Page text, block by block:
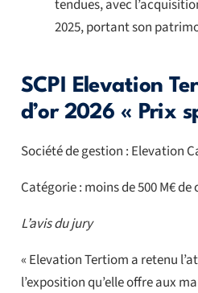
tendues, avec
2025, portant son
SCPI Elevation
d’or 2026 « Prix
Société de gestion : Elevation
Catégorie : moins de 500 M€
L’avis du jury
« Elevation Tertiom a retenu
l’exposition qu’elle offre aux